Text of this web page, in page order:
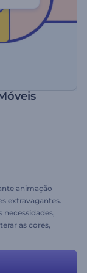
animação
extravagantes.
necessidades,
as cores,